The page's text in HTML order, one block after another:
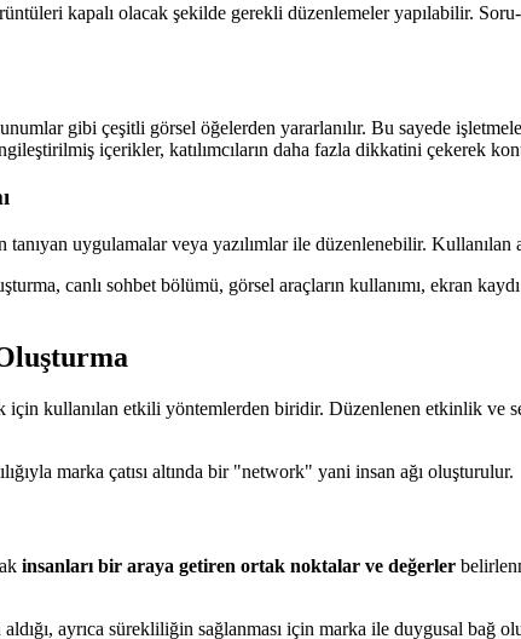
kapalı olacak şekilde gerekli düzenlemeler yapılabilir.
gibi çeşitli görsel öğelerden yararlanılır. Bu sayede
içerikler, katılımcıların daha fazla dikkatini çekerek
tanıyan uygulamalar veya yazılımlar ile düzenlenebilir.
canlı sohbet bölümü, görsel araçların kullanımı, ekran kaydı
kullanılan etkili yöntemlerden biridir. Düzenlenen etkinlik ve
marka çatısı altında bir "network" yani insan ağı oluşturulur.
insanları bir araya getiren ortak noktalar ve değerler
ayrıca sürekliliğin sağlanması için marka ile duygusal bağ